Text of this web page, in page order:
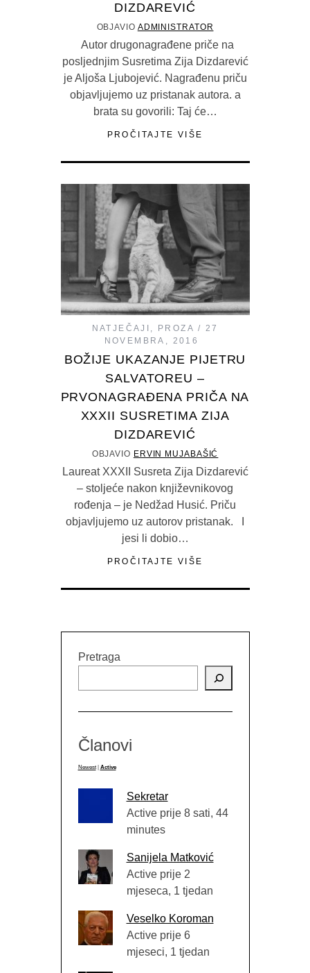
DIZDAREVIĆ
OBJAVIO ADMINISTRATOR
Autor drugonagrađene priče na
posljednjim Susretima Zija Dizdarević
je Aljoša Ljubojević. Nagrađenu priču
objavljujemo uz pristanak autora. a
brata su govorili: Taj će…
PROČITAJTE VIŠE
NATJEČAJI PROZA
27
NOVEMBRA, 2016
BOŽIJE UKAZANJE PIJETRU
SALVATOREU –
PRVONAGRAĐENA PRIČA NA
XXXII SUSRETIMA ZIJA
DIZDAREVIĆ
OBJAVIO ERVIN MUJABAŠIĆ
Laureat XXXII Susreta Zija Dizdarević
– stoljeće nakon književnikovog
rođenja – je Nedžad Husić. Priču
objavljujemo uz autorov pristanak. I
jesi li dobio…
PROČITAJTE VIŠE
Pretraga
Članovi
Newest | Active
Sekretar
Active prije 8 sati, 44
minutes
Sanijela Matković
Active prije 2
mjeseca, 1 tjedan
Veselko Koroman
Active prije 6
mjeseci, 1 tjedan